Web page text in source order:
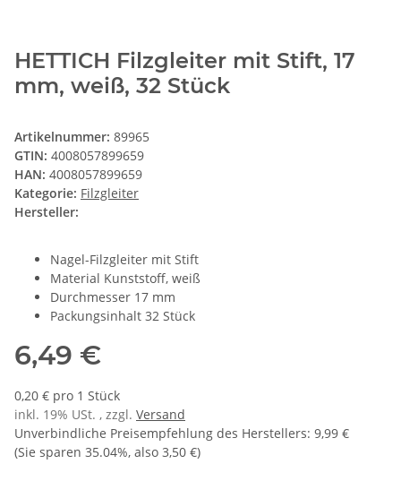
HETTICH Filzgleiter mit Stift, 17
mm, weiß, 32 Stück
Artikelnummer: 89965
GTIN: 4008057899659
HAN: 4008057899659
Kategorie: Filzgleiter
Hersteller:
Nagel-Filzgleiter mit Stift
Material Kunststoff, weiß
Durchmesser 17 mm
Packungsinhalt 32 Stück
6,49 €
0,20 € pro 1 Stück
inkl. 19% USt. , zzgl. Versand
Unverbindliche Preisempfehlung des Herstellers: 9,99 €
(Sie sparen 35.04%, also 3,50 €)